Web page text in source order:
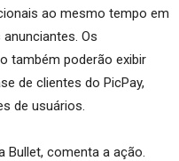
ao mesmo tempo em
Os
também poderão exibir
de clientes do PicPay,
de usuários.
Bullet, comenta a ação.